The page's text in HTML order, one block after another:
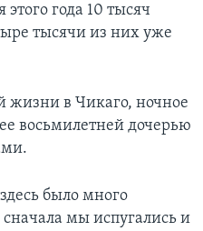
года 10 тысяч
тысячи из них уже
жизни в Чикаго, ночное
восьмилетней дочерью
было много
мы испугались и